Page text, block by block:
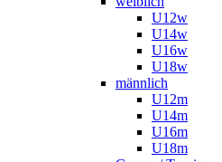
U12w
U14w
U16w
U18w
männlich
U12m
U14m
U16m
U18m